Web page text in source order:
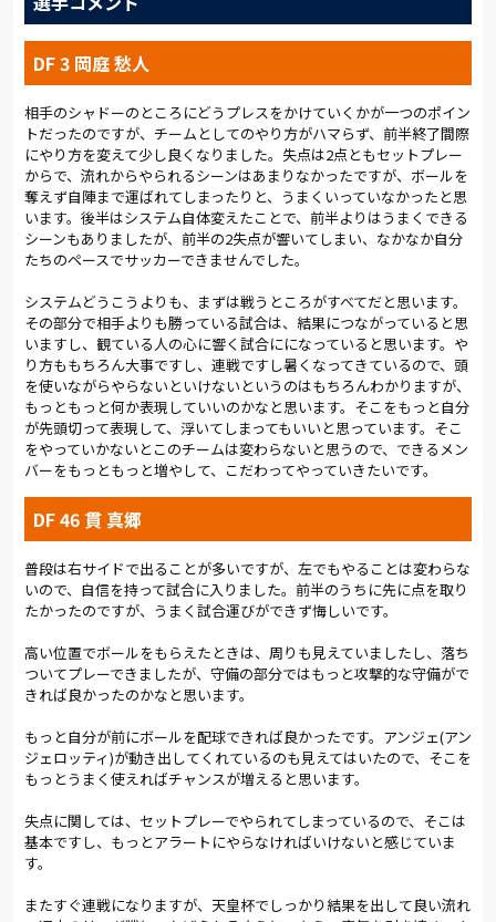
ストライカーを捕まえきれない。中野と柴山は前にボールを奪
いに行こうとすると、周りのスペースを相手に使われる。高柳と
栗本のダブルボランチが広いエリアをカバーに走るが、後手を
強いられた。
降雨により、無風の蒸し暑い環境は解消されたが、反撃の手立
てがない状況では心理的な負担も大きい。40分、CKからヘディ
ングシュートを打たれ、GK笠原が弾いたボールをミドルシュー
トでたたき込まれて失点。2点のビハインドを負った。
原崎監督は「中盤を1枚前に出して5-3-2のような形にした」と
前半のうちに手を打っていたが、流れを大きく変えることはで
きなかった。後半開始から3人を同時に交代。富山、泉澤、三幸
を投入し、布陣も4-4-2に変更した。相手にボールを保持される
展開は変わらなかったが、フリーで持たせて動かされることは
なくなり、中盤の攻防に持ち込むことはできた。
しかし、52分にカウンターでシュートまで持ち込まれるなど、
良いリズムの展開にならなかった。三幸を中心としたパスワー
クで相手に揺さぶりをかけようとするが、泉澤が良い形でボー
ルを持つ場面が少なく、なかなか突破口が見つからない。
互いに選手交代を行ったのは、74分。群馬は明確な5バックに変
更して守備を固めてきた。相手が引いたぶん、崩すのは難しい
が、攻撃の回数は増える。原崎監督は右サイドバックに関口を
投入。フレッシュな力で打開を図った。少しずつ相手ゴールに
迫る回数は増える中、76分にアンジェロッティのポストプレー
から柴山が放ったシュートは、右ポストを直撃。88分には、左
CKを富山がヘディングシュート。右に外れたが惜しかった。し
かし、最後までゴールネットを揺らすことはできず、0-2でタイ
ムアップ。前節勝利の勢いを生かすことはできなかった。
岡庭は「システムがどうこうという部分はありますけど、戦う
ところがすべて。暑い中での連戦でやり方は大事だけど、もっと
戦う部分を表現しないといけない。もっとこだわってやりた
次戦は、天皇杯3回戦のC大阪戦。中2日でアウェイ連戦と厳しい
日程で、さらに中3日で次節の栃木戦をホームで迎える。天皇杯
い。
DF 3 岡庭 愁人
相手のシャドーのところにどうプレスをかけていくかが一つのポイン
トだったのですが、チームとしてのやり方がハマらず、前半終了間際
にやり方を変えて少し良くなりました。失点は2点ともセットプレー
からで、流れからやられるシーンはあまりなかったですが、ボールを
奪えず自陣まで運ばれてしまったりと、うまくいっていなかったと思
います。後半はシステム自体変えたことで、前半よりはうまくできる
シーンもありましたが、前半の2失点が響いてしまい、なかなか自分
たちのペースでサッカーできませんでした。
システムどうこうよりも、まずは戦うところがすべてだと思います。
その部分で相手よりも勝っている試合は、結果につながっていると思
いますし、観ている人の心に響く試合にになっていると思います。や
り方ももちろん大事ですし、連戦ですし暑くなってきているので、頭
を使いながらやらないといけないというのはもちろんわかりますが、
もっともっと何か表現していいのかなと思います。そこをもっと自分
が先頭切って表現して、浮いてしまってもいいと思っています。そこ
をやっていかないとこのチームは変わらないと思うので、できるメン
バーをもっともっと増やして、こだわってやっていきたいです。
DF 46 貫 真郷
普段は右サイドで出ることが多いですが、左でもやることは変わらな
いので、自信を持って試合に入りました。前半のうちに先に点を取り
たかったのですが、うまく試合運びができず悔しいです。
高い位置でボールをもらえたときは、周りも見えていましたし、落ち
ついてプレーできましたが、守備の部分ではもっと攻撃的な守備がで
きれば良かったのかなと思います。
もっと自分が前にボールを配球できれば良かったです。アンジェ(アン
ジェロッティ)が動き出してくれているのも見えてはいたので、そこを
もっとうまく使えればチャンスが増えると思います。
失点に関しては、セットプレーでやられてしまっているので、そこは
基本ですし、もっとアラートにやらなければいけないと感じていま
す。
またすぐ連戦になりますが、天皇杯でしっかり結果を出して良い流れ